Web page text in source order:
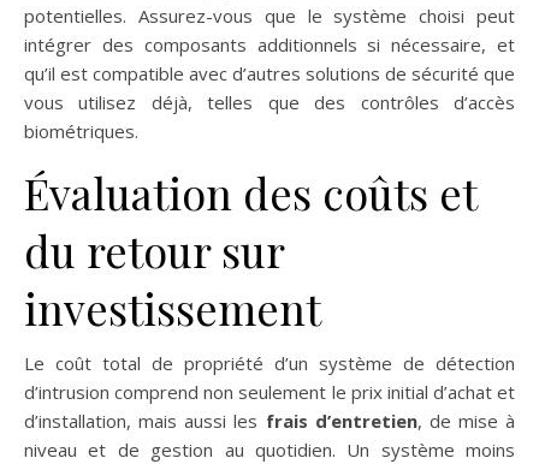
potentielles. Assurez-vous que le système choisi peut
intégrer des composants additionnels si nécessaire, et
qu’il est compatible avec d’autres solutions de sécurité que
vous utilisez déjà, telles que des contrôles d’accès
biométriques.
Évaluation des coûts et
du retour sur
investissement
Le coût total de propriété d’un système de détection
d’intrusion comprend non seulement le prix initial d’achat et
d’installation, mais aussi les frais d’entretien, de mise à
niveau et de gestion au quotidien. Un système moins